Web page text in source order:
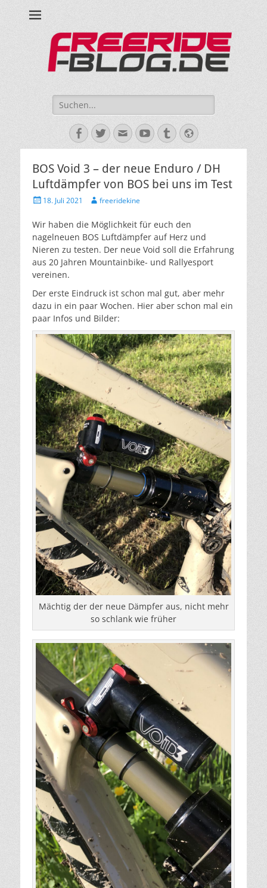
Suche
nach:
Facebook
Twitter
E-
Mail
YouTube
TumblrWebsite
BOS Void 3 – der neue Enduro / DH
Luftdämpfer von BOS bei uns im Test
Veröffentlicht
18. Juli 2021 Autorfreeridekine
Wir haben die Möglichkeit für euch den
nagelneuen BOS Luftdämpfer auf Herz und
Nieren zu testen. Der neue Void soll die Erfahrung
aus 20 Jahren Mountainbike- und Rallyesport
vereinen.
Der erste Eindruck ist schon mal gut, aber mehr
dazu in ein paar Wochen. Hier aber schon mal ein
paar Infos und Bilder:
Mächtig der der neue Dämpfer aus, nicht mehr
so schlank wie früher